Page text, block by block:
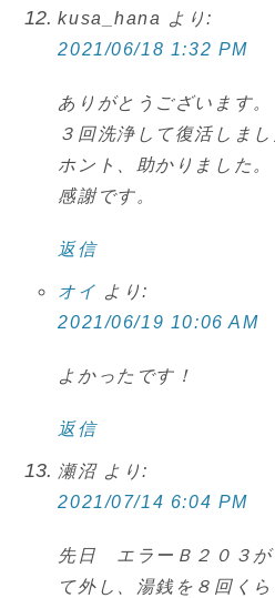
kusa_hana より:
2021/06/18 1:32 PM
ありがとうございます。
３回洗浄して復活しまし
ホント、助かりました。
感謝です。
返信
オイ より:
2021/06/19 10:06 AM
よかったです！
返信
瀬沼 より:
2021/07/14 6:04 PM
先日 エラーＢ２０３が
て外し、湯銭を８回くら